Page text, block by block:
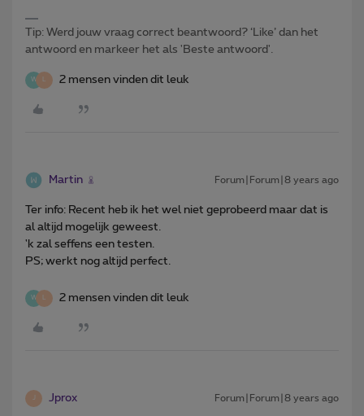
Tip: Werd jouw vraag correct beantwoord? ‘Like’ dan het
antwoord en markeer het als 'Beste antwoord'.
W L 2 mensen vinden dit leuk
Martin Forum|Forum|8 years ago
Ter info: Recent heb ik het wel niet geprobeerd maar dat is
al altijd mogelijk geweest.
'k zal seffens een testen.
PS; werkt nog altijd perfect.
W L 2 mensen vinden dit leuk
J Jprox Forum|Forum|8 years ago